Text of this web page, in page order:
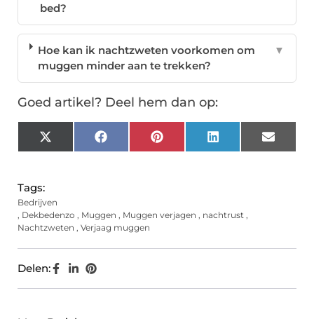
bed?
Hoe kan ik nachtzweten voorkomen om
muggen minder aan te trekken?
▼
Goed artikel? Deel hem dan op:
X
(Twitter)
FacebookPinterest LinkedIn Email
Tags:
Bedrijven
, Dekbedenzo , Muggen , Muggen verjagen , nachtrust ,
Nachtzweten , Verjaag muggen
Delen: